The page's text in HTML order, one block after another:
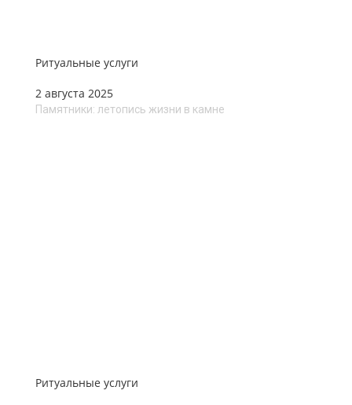
Ритуальные услуги
2 августа 2025
Памятники: летопись жизни в камне
Ритуальные услуги